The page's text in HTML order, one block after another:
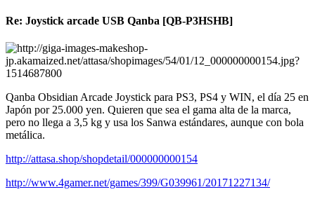
Re: Joystick arcade USB Qanba [QB-P3HSHB]
Qanba Obsidian Arcade Joystick para PS3, PS4 y WIN, el día 25 en
Japón por 25.000 yen. Quieren que sea el gama alta de la marca,
pero no llega a 3,5 kg y usa los Sanwa estándares, aunque con bola
metálica.
http://attasa.shop/shopdetail/000000000154
http://www.4gamer.net/games/399/G039961/20171227134/